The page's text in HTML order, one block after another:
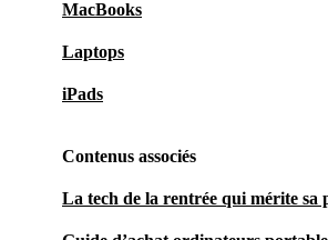
MacBooks
Laptops
iPads
Contenus associés
La tech de la rentrée qui mérite sa